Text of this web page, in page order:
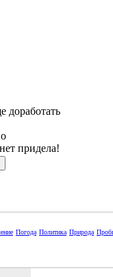
доработать
придела!
Погода Политика Природа